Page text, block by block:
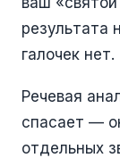
результата
галочек нет.
Речевая
спасает —
отдельных